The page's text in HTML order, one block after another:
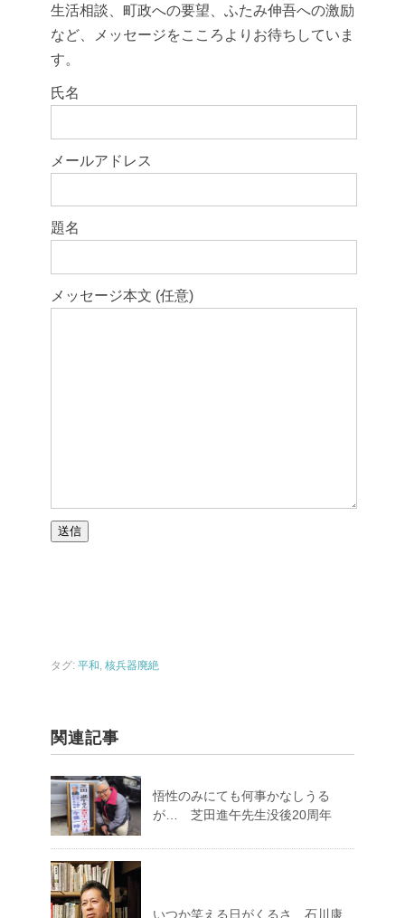
生活相談、町政への要望、ふたみ伸吾への激励
など、メッセージをこころよりお待ちしていま
す。
このフィールドは空のままにしてください。
氏名
メールアドレス
題名
メッセージ本文 (任意)
タグ: 平和 核兵器廃絶
関連記事
悟性のみにても何事かなしうる
が… 芝田進午先生没後20周年
いつか笑える日がくるさ 石川康